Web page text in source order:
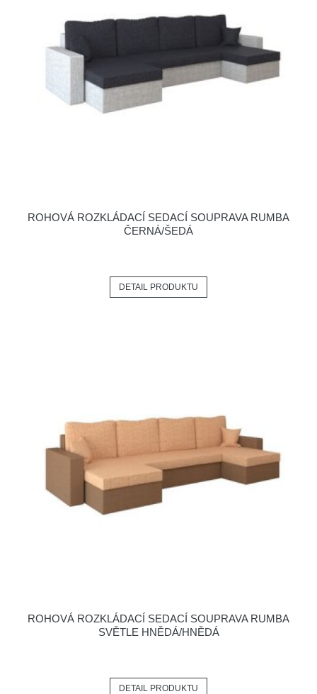
ROHOVÁ ROZKLÁDACÍ SEDACÍ SOUPRAVA RUMBA
ČERNÁ/ŠEDÁ
DETAIL PRODUKTU
ROHOVÁ ROZKLÁDACÍ SEDACÍ SOUPRAVA RUMBA
SVĚTLE HNĚDÁ/HNĚDÁ
DETAIL PRODUKTU